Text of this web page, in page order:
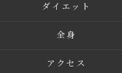
ダイエット
全身
アクセス